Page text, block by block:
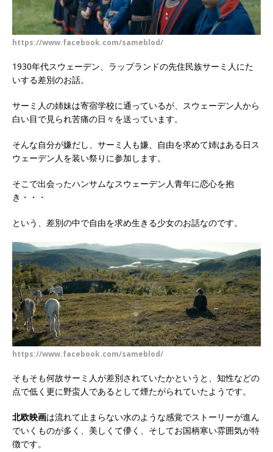
https://www.facebook.com/sameblod/
1930年代スウェーデン、ラップランドの先住民族サーミ人にた
いする差別のお話。
サーミ人の姉妹は寄宿学校に通っているが、スウェーデン人から
白い目で見られ苦痛の日々を送っています。
そんな自分が嫌だし、サーミ人も嫌、自由を求めて姉はある日ス
ウェーデン人を装い祭りに参加します。
そこで出会ったハンサムなスウェーデン人青年に恋心を抱
き・・・
という、差別の中で自由を求め生きる少女のお話なのです。
https://www.facebook.com/sameblod/
そもそも何故サーミ人が差別されていたかというと、知性などの
点で低く更に野蛮人であるとして煙たがられていたようです。
北欧映画は流れて止まらない水のような感覚でストーリーが進ん
でいくものが多く、美しくて儚く、そしてお国柄寒い雰囲気が特
徴です。